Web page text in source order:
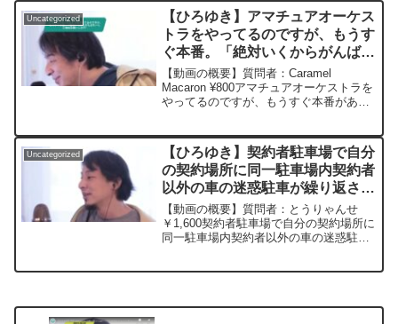
J22
https://www.youtube.com/watch?
v=1_qiOcWAC6A&t=8068s****************
**************************ひろゆきさんの動
画で、寄せられた質問について、一問一
答形式にしてみました。過去にこんな質
問してるかな？と気になったことがあれ
ば、下記のサイトから検索してみてくだ
だけ、多くの質問を今後も編集し、アッ
プロードしていきますので、使いやすい
と感じて頂けたら、いいね！やチャンネ
ル登録をよろしくお願いします。
Uncategorized
【ひろゆき】アマチュアオーケス
トラをやってるのですが、もうす
ぐ本番。「絶対いくからがんばれ
ー!」と激励お願いします!ー ひ
ろゆき切り抜き 20250205
【動画の概要】質問者：Caramel
Macaron ¥800アマチュアオーケストラを
やってるのですが、もうすぐ本番があ
れー!」と激励お願いします!元動画：ロ
ーマ人の町...
Uncategorized
【ひろゆき】契約者駐車場で自分
の契約場所に同一駐車場内契約者
以外の車の迷惑駐車が繰り返され
ています。どのような活動をした
ら良いですか？ー ひろゆき切り
抜き 20230320
【動画の概要】質問者：とうりゃんせ
￥1,600契約者駐車場で自分の契約場所に
同一駐車場内契約者以外の車の迷惑駐車